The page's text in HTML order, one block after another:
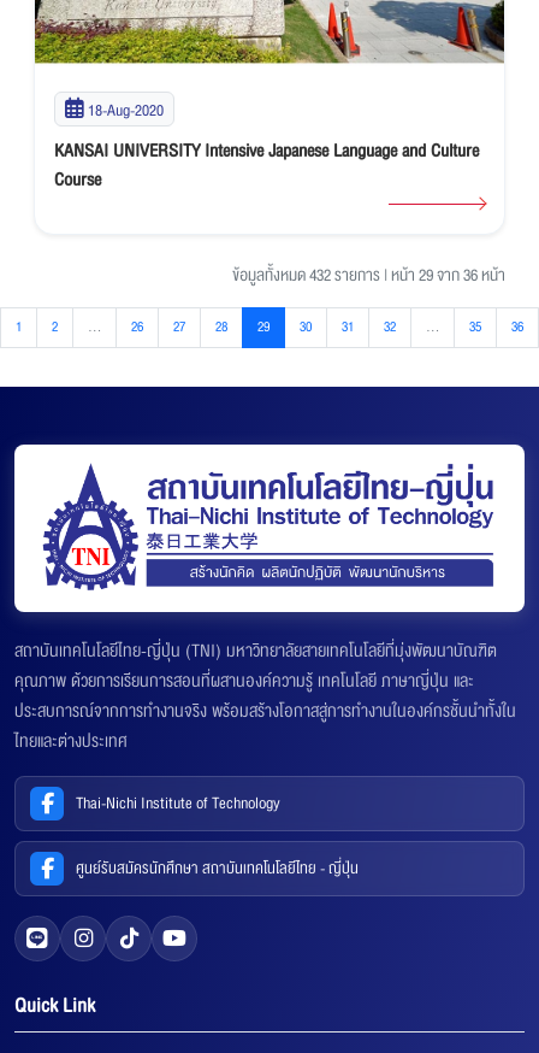
18-Aug-2020
KANSAI UNIVERSITY Intensive Japanese Language and Culture
Course
ข้อมูลทั้งหมด 432 รายการ|หน้า 29 จาก 36 หน้า
1 2 ... 26 27 28 29 30 31 32 ... 35 36
สถาบันเทคโนโลยีไทย-ญี่ปุ่น (TNI) มหาวิทยาลัยสายเทคโนโลยีที่มุ่งพัฒนาบัณฑิต
คุณภาพ ด้วยการเรียนการสอนที่ผสานองค์ความรู้ เทคโนโลยี ภาษาญี่ปุ่น และ
ประสบการณ์จากการทำงานจริง พร้อมสร้างโอกาสสู่การทำงานในองค์กรชั้นนำทั้งใน
ไทยและต่างประเทศ
Thai-Nichi Institute of Technology
ศูนย์รับสมัครนักศึกษา สถาบันเทคโนโลยีไทย - ญี่ปุ่น
Quick Link